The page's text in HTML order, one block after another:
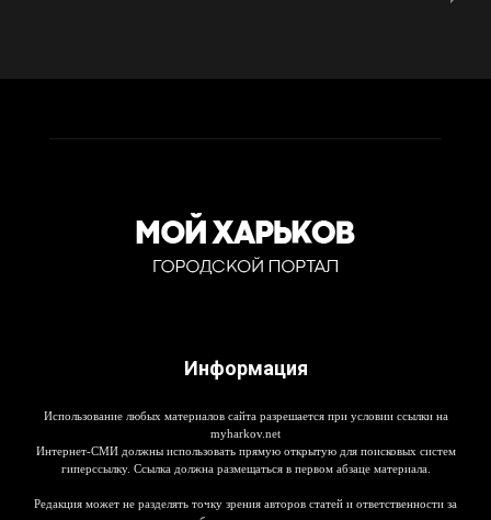
Информация
Использование любых материалов сайта разрешается при условии ссылки на
myharkov.net
Интернет-СМИ должны использовать прямую открытую для поисковых систем
гиперссылку. Ссылка должна размещаться в первом абзаце материала.
Редакция может не разделять точку зрения авторов статей и ответственности за